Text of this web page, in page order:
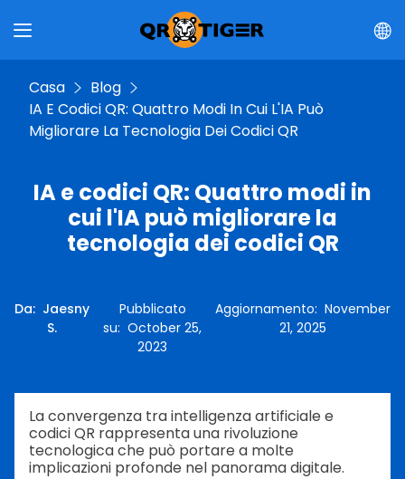
Casa
Blog
IA E Codici QR: Quattro Modi In Cui L'IA Può
Migliorare La Tecnologia Dei Codici QR
IA e codici QR: Quattro modi in
cui l'IA può migliorare la
tecnologia dei codici QR
Da: Jaesny
S.
Pubblicato
su: October 25,
2023
Aggiornamento: November
21, 2025
La convergenza tra intelligenza artificiale e
codici QR rappresenta una rivoluzione
tecnologica che può portare a molte
implicazioni profonde nel panorama digitale.